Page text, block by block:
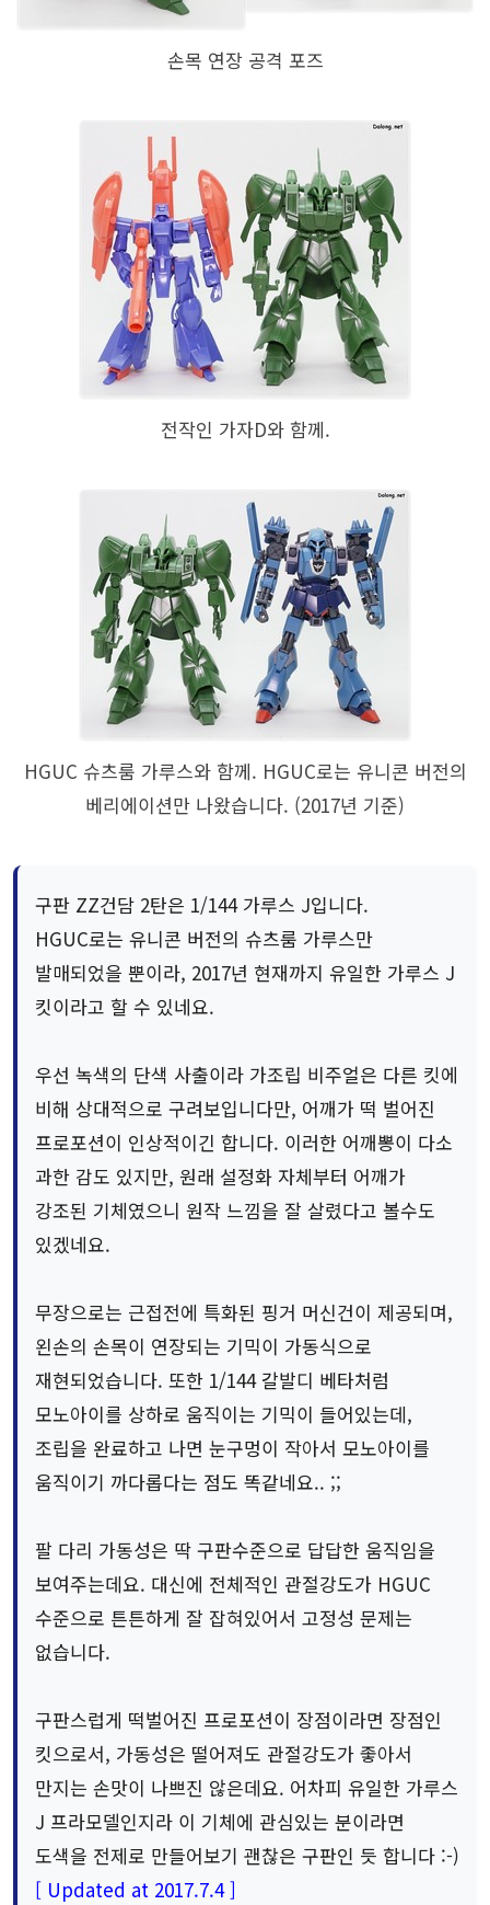
손목 연장 공격 포즈
전작인 가자D와 함께.
HGUC 슈츠룸 가루스와 함께. HGUC로는 유니콘 버전의
베리에이션만 나왔습니다. (2017년 기준)
구판 ZZ건담 2탄은 1/144 가루스 J입니다.
HGUC로는 유니콘 버전의 슈츠룸 가루스만
발매되었을 뿐이라, 2017년 현재까지 유일한 가루스 J
킷이라고 할 수 있네요.
우선 녹색의 단색 사출이라 가조립 비주얼은 다른 킷에
비해 상대적으로 구려보입니다만, 어깨가 떡 벌어진
프로포션이 인상적이긴 합니다. 이러한 어깨뽕이 다소
과한 감도 있지만, 원래 설정화 자체부터 어깨가
강조된 기체였으니 원작 느낌을 잘 살렸다고 볼수도
있겠네요.
무장으로는 근접전에 특화된 핑거 머신건이 제공되며,
왼손의 손목이 연장되는 기믹이 가동식으로
재현되었습니다. 또한 1/144 갈발디 베타처럼
모노아이를 상하로 움직이는 기믹이 들어있는데,
조립을 완료하고 나면 눈구멍이 작아서 모노아이를
움직이기 까다롭다는 점도 똑같네요.. ;;
팔 다리 가동성은 딱 구판수준으로 답답한 움직임을
보여주는데요. 대신에 전체적인 관절강도가 HGUC
수준으로 튼튼하게 잘 잡혀있어서 고정성 문제는
없습니다.
구판스럽게 떡벌어진 프로포션이 장점이라면 장점인
킷으로서, 가동성은 떨어져도 관절강도가 좋아서
만지는 손맛이 나쁘진 않은데요. 어차피 유일한 가루스
J 프라모델인지라 이 기체에 관심있는 분이라면
도색을 전제로 만들어보기 괜찮은 구판인 듯 합니다 :-)
[ Updated at 2017.7.4 ]